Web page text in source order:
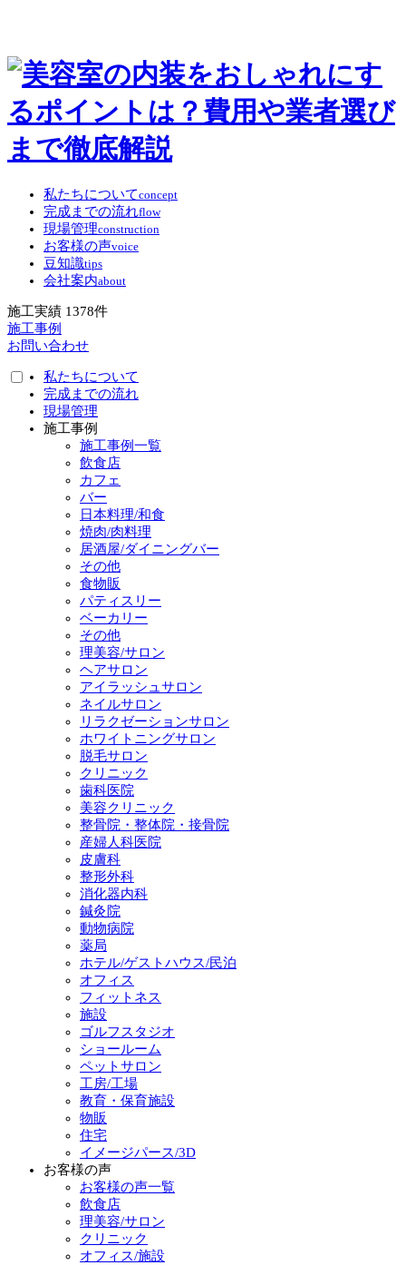
私たちについてconcept
完成までの流れflow
現場管理construction
お客様の声voice
豆知識tips
会社案内about
施工実績 1378件
施工事例
お問い合わせ
私たちについて
完成までの流れ
現場管理
施工事例
施工事例一覧
飲食店
カフェ
バー
日本料理/和食
焼肉/肉料理
居酒屋/ダイニングバー
その他
食物販
パティスリー
ベーカリー
その他
理美容/サロン
ヘアサロン
アイラッシュサロン
ネイルサロン
リラクゼーションサロン
ホワイトニングサロン
脱毛サロン
クリニック
歯科医院
美容クリニック
整骨院・整体院・接骨院
産婦人科医院
皮膚科
整形外科
消化器内科
鍼灸院
動物病院
薬局
ホテル/ゲストハウス/民泊
オフィス
フィットネス
施設
ゴルフスタジオ
ショールーム
ペットサロン
工房/工場
教育・保育施設
物販
住宅
イメージパース/3D
お客様の声
お客様の声一覧
飲食店
理美容/サロン
クリニック
オフィス/施設